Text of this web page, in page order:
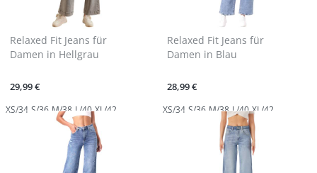
Relaxed Fit Jeans für
Damen in Hellgrau
29,99 €
XS/34 S/36 M/38 L/40 XL/42
Relaxed Fit Jeans für
Damen in Blau
28,99 €
XS/34 S/36 M/38 L/40 XL/42